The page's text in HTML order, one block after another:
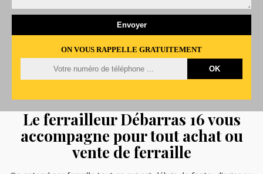
ON VOUS RAPPELLE GRATUITEMENT
Le ferrailleur Débarras 16 vous
accompagne pour tout achat ou
vente de ferraille